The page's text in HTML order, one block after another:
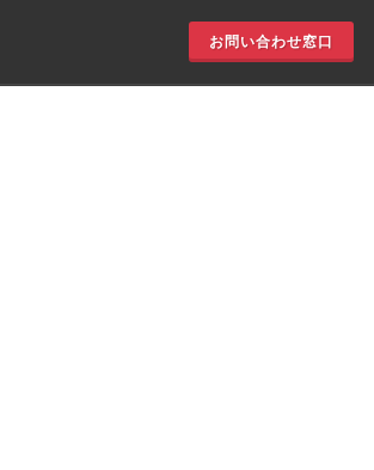
お問い合わせ窓口